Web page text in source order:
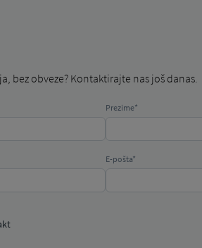
bez obveze? Kontaktirajte nas još danas.